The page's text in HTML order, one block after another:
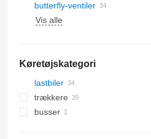
butterfly-ventiler
Vis alle
Køretøjskategori
lastbiler
trækkere
busser